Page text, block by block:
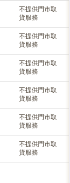
不提供門市取
貨服務
不提供門市取
貨服務
不提供門市取
貨服務
不提供門市取
貨服務
不提供門市取
貨服務
不提供門市取
貨服務